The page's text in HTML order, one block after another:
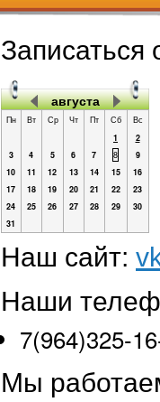
Записаться
августа
Пн Вт Ср Чт Пт Сб
Вс
1
2
3
4 5 6 7 8
9
10
11 12 13 14 15
16
17
18 19 20 21 22
23
24
25 26 27 28 29
30
31
Наш сайт:
Наши
7(964)325-
Мы